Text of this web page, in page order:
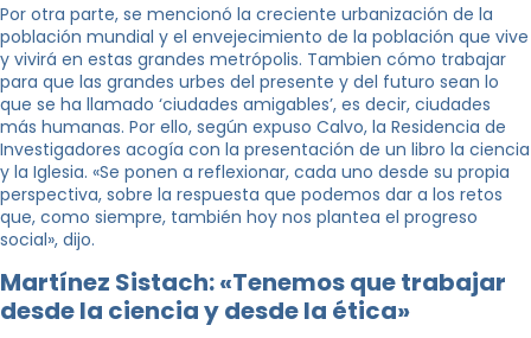
Por otra parte, se mencionó la creciente urbanización de la
población mundial y el envejecimiento de la población que vive
y vivirá en estas grandes metrópolis. Tambien cómo trabajar
para que las grandes urbes del presente y del futuro sean lo
que se ha llamado ‘ciudades amigables’, es decir, ciudades
más humanas. Por ello, según expuso Calvo, la Residencia de
Investigadores acogía con la presentación de un libro la ciencia
y la Iglesia. «Se ponen a reflexionar, cada uno desde su propia
perspectiva, sobre la respuesta que podemos dar a los retos
que, como siempre, también hoy nos plantea el progreso
social», dijo.
Martínez Sistach: «Tenemos que trabajar
desde la ciencia y desde la ética»